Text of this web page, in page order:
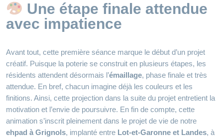
Une étape finale attendue
avec impatience
Avant tout, cette première séance marque le début d’un projet
créatif. Puisque la poterie se construit en plusieurs étapes, les
résidents attendent désormais l’émaillage, phase finale et très
attendue. En bref, chacun imagine déjà les couleurs et les
finitions. Ainsi, cette projection dans la suite du projet entretient la
motivation et l’envie de poursuivre. En fin de compte, cette
animation s’inscrit pleinement dans le projet de vie de notre
ehpad à Grignols, implanté entre Lot-et-Garonne et Landes, à